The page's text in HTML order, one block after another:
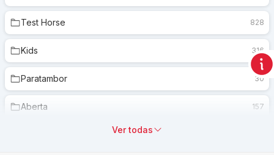
Test Horse 828
Kids 316
Paratambor 30
Aberta 157
Ver todas